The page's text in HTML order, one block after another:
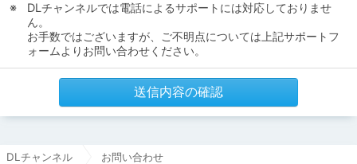
DLチャンネルでは電話によるサポートには対応しておりませ
ん。
お手数ではございますが、ご不明点については上記サポートフ
ォームよりお問い合わせください。
送信内容の確認
DLチャンネル お問い合わせ